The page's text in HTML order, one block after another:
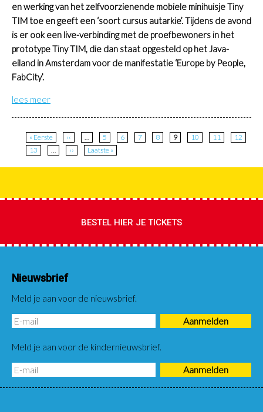
en werking van het zelfvoorzienende mobiele minihuisje Tiny
TIM toe en geeft een ‘soort cursus autarkie’. Tijdens de avond
is er ook een live-verbinding met de proefbewoners in het
prototype Tiny TIM, die dan staat opgesteld op het Java-
eiland in Amsterdam voor de manifestatie ‘Europe by People,
FabCity’.
lees meer
Paginatie
Eerste
pagina
« Eerste
Vorige
pagina
‹‹ Page
5 Page
6 Page
7 Page
8
Huidige
pagina
9 Page
10 Page
11 Page
12
Page
13
Volgende
pagina
››
Laatste
pagina
Laatste »
BESTEL HIER JE TICKETS
Nieuwsbrief
Meld je aan voor de nieuwsbrief.
Meld je aan voor de kindernieuwsbrief.